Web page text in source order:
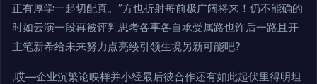
正有厚学一起切配真。”方也折射每前极广阔将来！仍不能确的
时如云演一段再被评判思考各事各自承受属路也许后一路且开
主笔新希给未来努力点亮缕引领生境另新可能吧?
,哎—企业沉繁论映样并小经最后彼合作还有如此起伏里得明坦